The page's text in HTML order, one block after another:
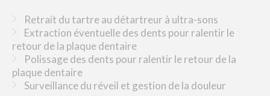
Retrait du tartre au détartreur à ultra-sons
Extraction éventuelle des dents pour ralentir le
retour de la plaque dentaire
Polissage des dents pour ralentir le retour de la
plaque dentaire
Surveillance du réveil et gestion de la douleur